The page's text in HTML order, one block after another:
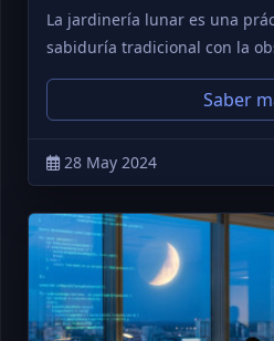
La jardinería lunar es una
sabiduría tradicional con la
Saber
28 May 2024